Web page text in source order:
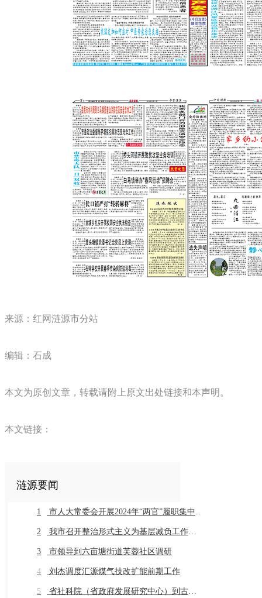
来源：红网涟源市分站
编辑：石成
本文为原创文章，转载请附上原文出处链接和本声明。
本文链接：
涟源要闻
1 市人大常委会开展2024年“两官”履职集中评议
2 我市召开整治形式主义为基层减负工作推进会暨业务培训会议
3 市领导到六亩塘街道芙蓉社区调研
4 刘杰调度汇源煤气技改扩能前期工作
5 省社科院（省政府发展研究中心）到古仙界村调研乡村振兴工作